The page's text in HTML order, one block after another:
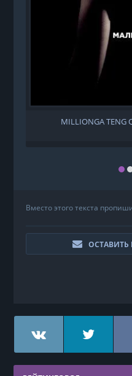
MILLIONGA TENG
Вместо этого текста